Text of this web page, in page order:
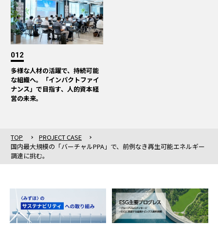
012
多様な人材の活躍で、持続可能
な組織へ。「インパクトファイ
ナンス」で目指す、人的資本経
営の未来。
TOP
PROJECT CASE
国内最大規模の「バーチャルPPA」で、前例なき再生可能エネルギー
調達に挑む。